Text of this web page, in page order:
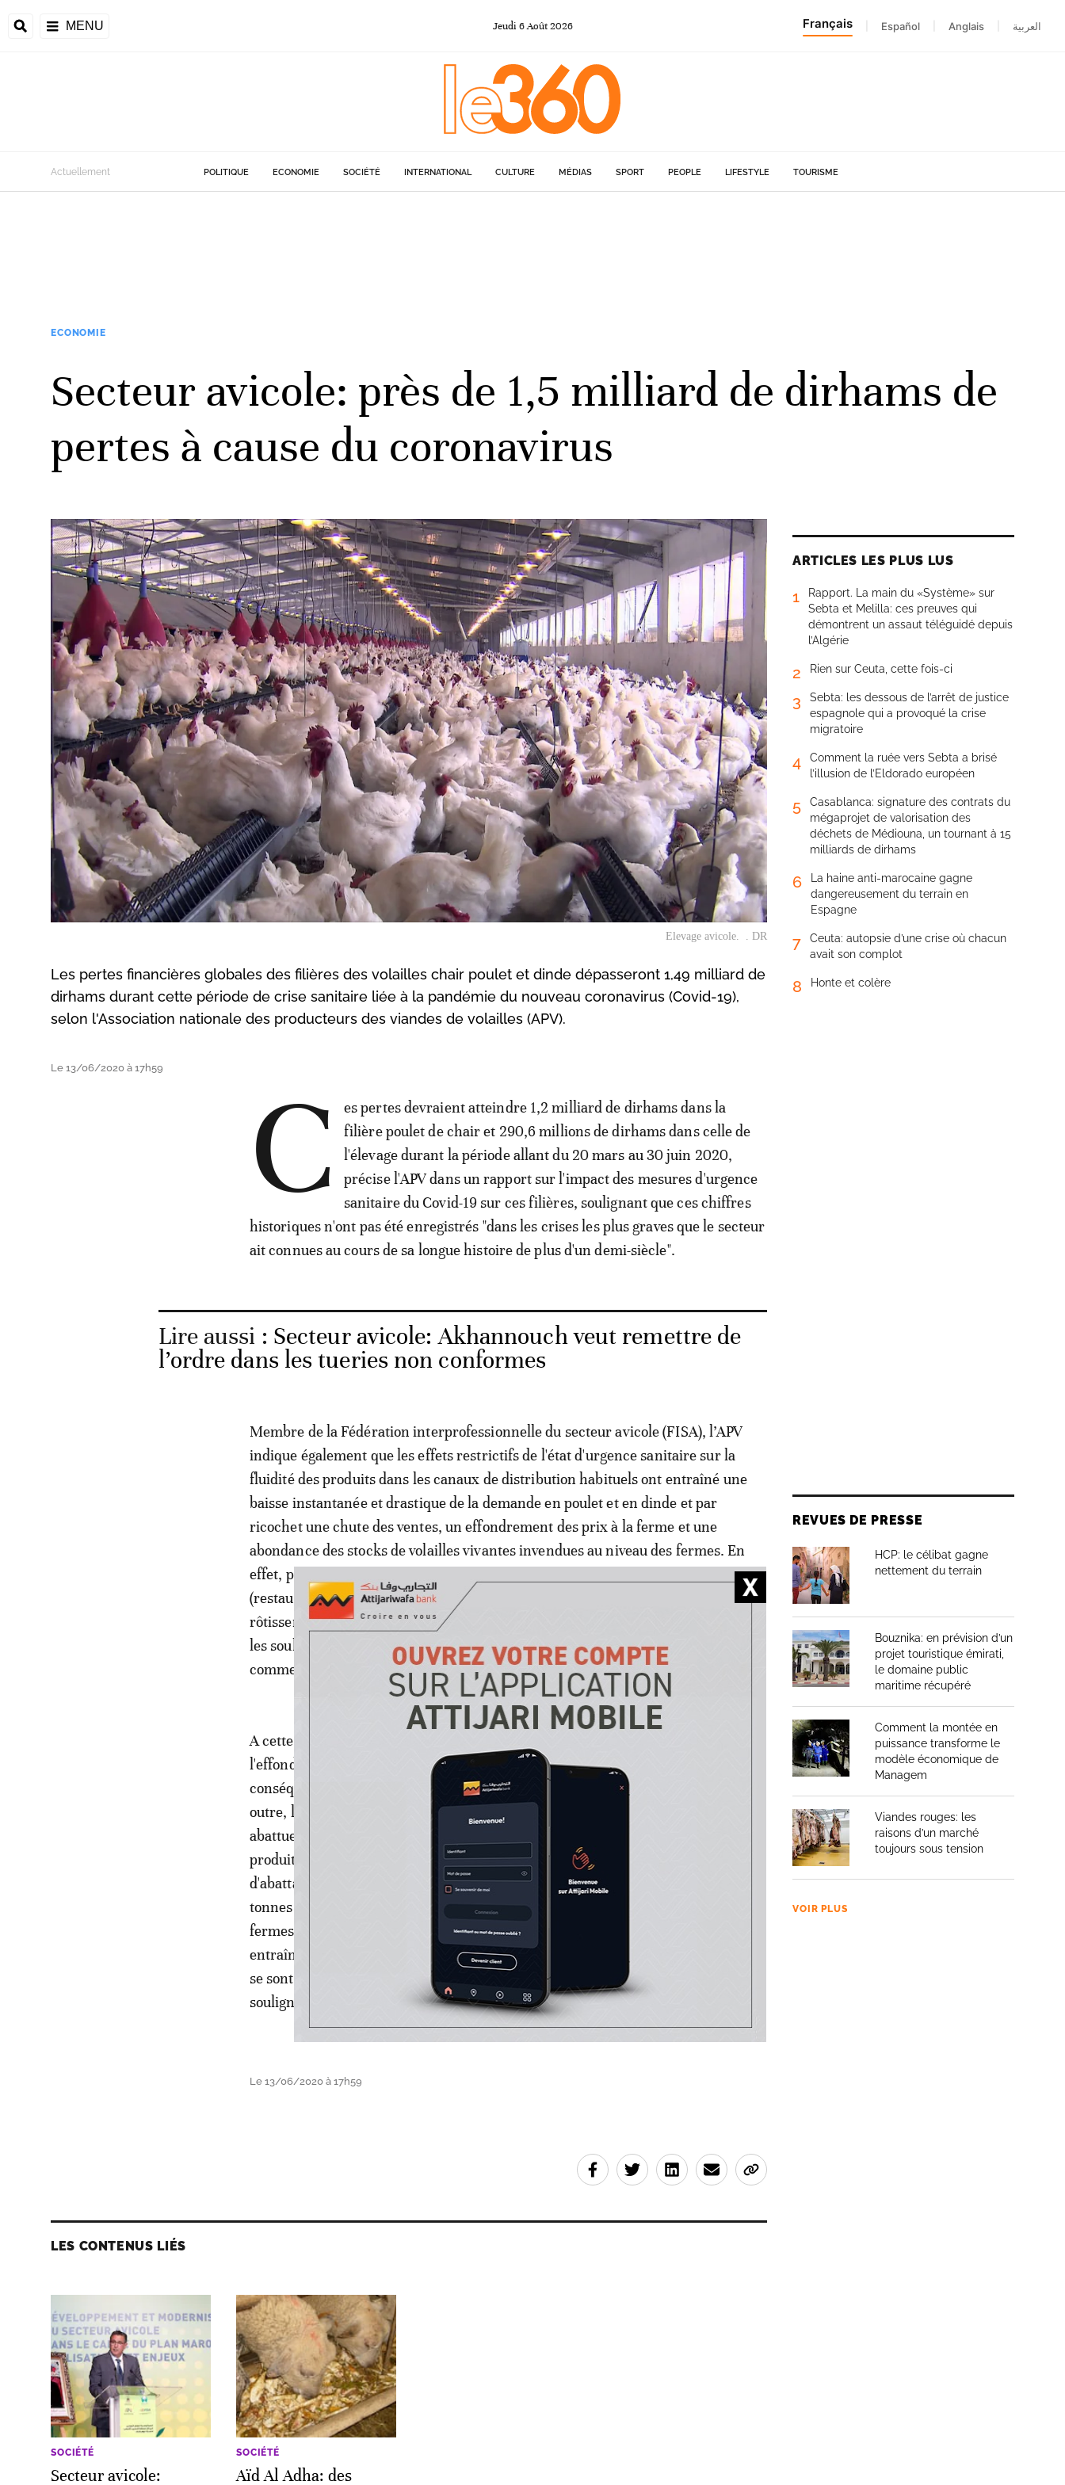
MENU Jeudi 6Août 2026 Français Español Anglais العربية
Actuellement POLITIQUE ECONOMIE SOCIÉTÉ INTERNATIONAL CULTURE MÉDIAS SPORT PEOPLE LIFESTYLE TOURISME
ECONOMIE
Secteur avicole: près de 1,5 milliard de dirhams de
pertes à cause du coronavirus
Elevage avicole. . DR
Les pertes financières globales des filières des volailles chair poulet et dinde dépasseront 1,49 milliard de
dirhams durant cette période de crise sanitaire liée à la pandémie du nouveau coronavirus (Covid-19),
selon l'Association nationale des producteurs des viandes de volailles (APV).
Le 13/06/2020 à 17h59 C
es pertes devraient atteindre 1,2 milliard de dirhams dans la
filière poulet de chair et 290,6 millions de dirhams dans celle de
l'élevage durant la période allant du 20 mars au 30 juin 2020,
précise l'APV dans un rapport sur l'impact des mesures d'urgence
sanitaire du Covid-19 sur ces filières, soulignant que ces chiffres
historiques n'ont pas été enregistrés "dans les crises les plus graves que le secteur
ait connues au cours de sa longue histoire de plus d'un demi-siècle".
Lire aussi : Secteur avicole: Akhannouch veut remettre de
l’ordre dans les tueries non conformes
Membre de la Fédération interprofessionnelle du secteur avicole (FISA), l’APV
indique également que les effets restrictifs de l'état d'urgence sanitaire sur la
fluidité des produits dans les canaux de distribution habituels ont entraîné une
baisse instantanée et drastique de la demande en poulet et en dinde et par
ricochet une chute des ventes, un effondrement des prix à la ferme et une
abondance des stocks de volailles vivantes invendues au niveau des fermes. En
effet, poursuit la même source, les circuits de restauration hors foyers
(restauration collective, cafés, restaurants, hôtels, événementiels, snacks et
rôtisseries) et des circuits de vif (en partie les riyacahtes et plus important encore
les souks hebdomadaires en milieu rural) représentent plus de 50% du marché de
commercialisation des poulets et une part significative du marché de la dinde.
A cette disparition soudaine de près de la moitié des débouchés, s'ajoute
l'effondrement du pouvoir d'achat d'une frange importante de la population,
conséquence de la perte d'emploi observée au niveau des différentes activités. En
outre, les abattoirs industriels agréés croulent sous des stocks énormes de dindes
abattues et invendues suite à l'arrêt de certains circuits d'écoulement de leurs
produits élaborés, issus de la découpe, fait savoir l'APV, notant que les volumes
d'abattage de dinde se sont contractés de 350 tonnes (-58%), passant de 600
tonnes à 250 tonnes par jour, au moment où le stockage sur pied, au niveau des
fermes, majore, par le poids, l'offre de plus de 40%. "Ces dysfonctionnements ont
entraîné des pertes financières importantes chez les éleveurs. Leurs trésoreries
se sont asséchées menant plusieurs d'entre eux à des situations de quasi-faillite",
souligne l'association.
Le 13/06/2020 à 17h59
LES CONTENUS LIÉS
SOCIÉTÉ
Secteur avicole:
SOCIÉTÉ
Aïd Al Adha: des
ARTICLES LES PLUS LUS
1
Rapport. La main du «Système» sur
Sebta et Melilla: ces preuves qui
démontrent un assaut téléguidé depuis
l’Algérie
2 Rien sur Ceuta, cette fois-ci
3
Sebta: les dessous de l’arrêt de justice
espagnole qui a provoqué la crise
migratoire
4
Comment la ruée vers Sebta a brisé
l’illusion de l’Eldorado européen
5
Casablanca: signature des contrats du
mégaprojet de valorisation des
déchets de Médiouna, un tournant à 15
milliards de dirhams
6
La haine anti-marocaine gagne
dangereusement du terrain en
Espagne
7
Ceuta: autopsie d’une crise où chacun
avait son complot
8 Honte et colère
REVUES DE PRESSE
HCP: le célibat gagne
nettement du terrain
Bouznika: en prévision d’un
projet touristique émirati,
le domaine public
maritime récupéré
Comment la montée en
puissance transforme le
modèle économique de
Managem
Viandes rouges: les
raisons d’un marché
toujours sous tension
VOIR PLUS